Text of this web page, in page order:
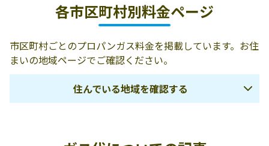
各市区町村別料金ページ
市区町村ごとのプロパンガス料金を掲載しています。お住
まいの地域ページでご確認ください。
住んでいる地域を確認する